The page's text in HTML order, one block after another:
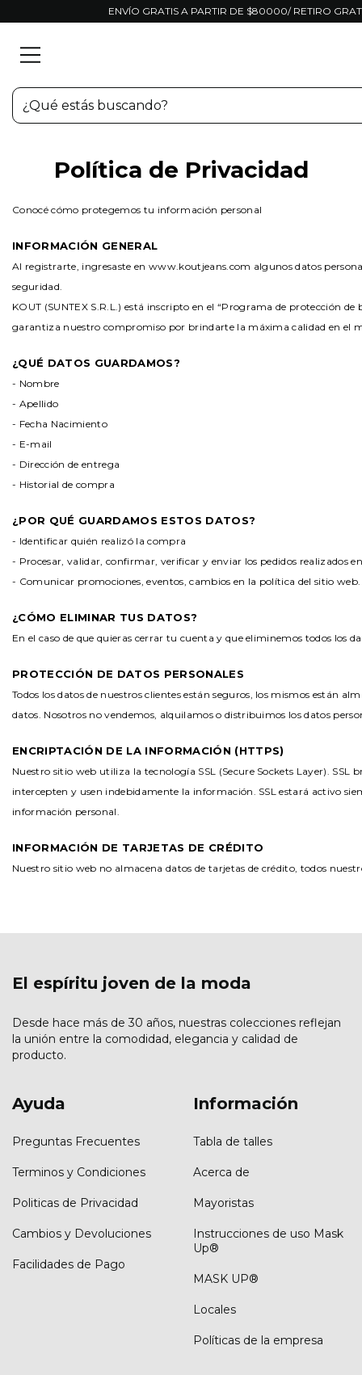
ENVÍO GRATIS A PARTIR DE $80000/ RETIRO
Política de Privacidad
Conocé cómo protegemos tu información personal
INFORMACIÓN GENERAL
Al registrarte, ingresaste en www.koutjeans.com algunos datos
seguridad.
KOUT (SUNTEX S.R.L.) está inscripto en el “Programa de protección
garantiza nuestro compromiso por brindarte la máxima calidad en el
¿QUÉ DATOS GUARDAMOS?
- Nombre
- Apellido
- Fecha Nacimiento
- E-mail
- Dirección de entrega
- Historial de compra
¿POR QUÉ GUARDAMOS ESTOS DATOS?
- Identificar quién realizó la compra
- Procesar, validar, confirmar, verificar y enviar los pedidos realizados
- Comunicar promociones, eventos, cambios en la política del sitio web.
¿CÓMO ELIMINAR TUS DATOS?
En el caso de que quieras cerrar tu cuenta y que eliminemos todos los
PROTECCIÓN DE DATOS PERSONALES
Todos los datos de nuestros clientes están seguros, los mismos están
datos. Nosotros no vendemos, alquilamos o distribuimos los datos
ENCRIPTACIÓN DE LA INFORMACIÓN (HTTPS)
Nuestro sitio web utiliza la tecnología SSL (Secure Sockets Layer).
intercepten y usen indebidamente la información. SSL estará activo
información personal.
INFORMACIÓN DE TARJETAS DE CRÉDITO
Nuestro sitio web no almacena datos de tarjetas de crédito, todos
El espíritu joven de la moda
Desde hace más de 30 años, nuestras colecciones reflejan
la unión entre la comodidad, elegancia y calidad de
producto.
Ayuda
Preguntas Frecuentes
Terminos y Condiciones
Politicas de Privacidad
Cambios y Devoluciones
Facilidades de Pago
Información
Tabla de talles
Acerca de
Mayoristas
Instrucciones de uso Mask
Up®
MASK UP®
Locales
Políticas de la empresa